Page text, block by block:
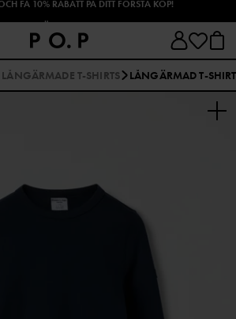
LÅNGÄRMADE T-SHIRTS LÅNGÄRMAD T-SHIRT